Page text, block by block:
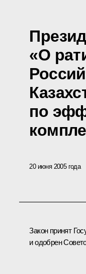
«О
по
20 июня 2005 года
Закон принят
и одобрен